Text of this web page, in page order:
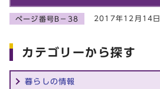
ページ番号B－38 2017年12月14日
カテゴリーから探す
暮らしの情報